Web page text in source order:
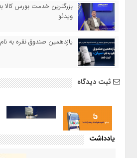
بزرگترین خدمت بورس کالا
ویدئو
یازدهمین صندوق نقره به
ثبت دیدگاه
یادداشت